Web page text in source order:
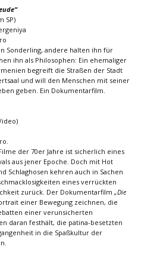
SP)
Sonderling, andere halten ihn für
ihn als Philosophen: Ein ehemaliger
begreift die Straßen der Stadt
und will den Menschen mit seiner
geben. Ein Dokumentarfilm.
der 70er Jahre ist sicherlich eines
aus jener Epoche. Doch mit Hot
Schlaghosen kehren auch in Sachen
eines verrückten
zurück. Der Dokumentarfilm „Die
einer Bewegung zeichnen, die
einer verunsicherten
daran festhält, die patina-besetzten
in die Spaßkultur der